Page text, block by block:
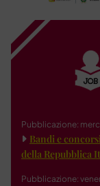
Pubblicazione:
Bandi e
della Repubblica
Pubblicazione: